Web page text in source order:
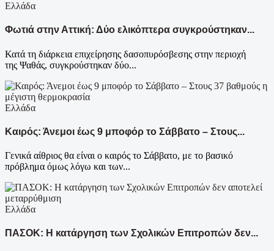
Ελλάδα
Φωτιά στην Αττική: Δύο ελικόπτερα συγκρούστηκαν...
Κατά τη διάρκεια επιχείρησης δασοπυρόσβεσης στην περιοχή
της Ψαθάς, συγκρούστηκαν δύο...
Ελλάδα
Καιρός: Άνεμοι έως 9 μποφόρ το Σάββατο – Στους...
Γενικά αίθριος θα είναι ο καιρός το Σάββατο, με το βασικό
πρόβλημα όμως λόγω και των...
Ελλάδα
ΠΑΣΟΚ: Η κατάργηση των Σχολικών Επιτροπών δεν...